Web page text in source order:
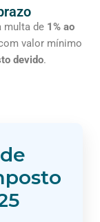
multa de 1% ao
valor mínimo
devido.